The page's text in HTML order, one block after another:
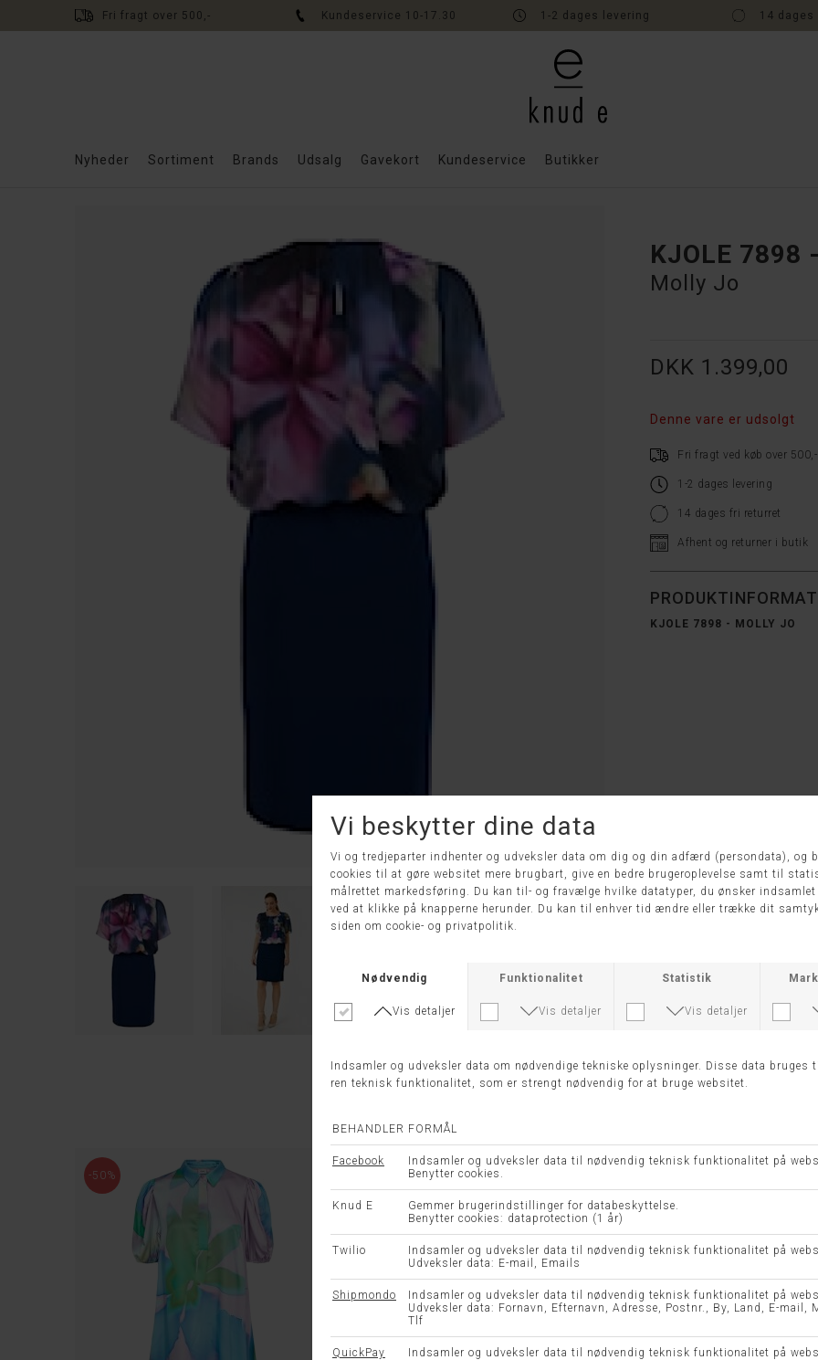
Fri fragt over 500,- Kundeservice 10-17.30 1-2 dages levering 14
Nyheder Sortiment Brands Udsalg Gavekort Kundeservice Butikker
KJOLE 7898
Molly Jo
DKK 1.399,00
Denne vare er udsolgt
Fri fragt ved køb over 500,-
1-2 dages levering
14 dages fri returret
Afhent og returner i butik
KJOLE 7898 - MOLLY JO
-50%